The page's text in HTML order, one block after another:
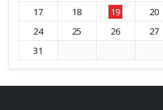
17
18 19 20
24
25 26 27
31